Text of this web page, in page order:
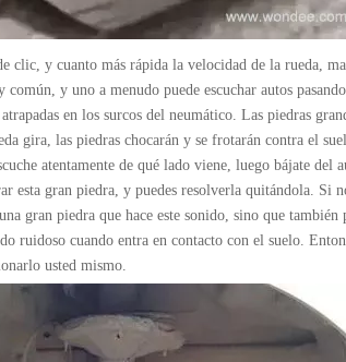
clic, y cuanto más rápida la velocidad de la rueda,
común, y uno a menudo puede escuchar autos
en los surcos del neumático. Las piedras
gira, las piedras chocarán y se frotarán contra el
atentamente de qué lado viene, luego bájate
esta gran piedra, y puedes resolverla quitándola. Si
gran piedra que hace este sonido, sino que
ruidoso cuando entra en contacto con el suelo.
usted mismo.